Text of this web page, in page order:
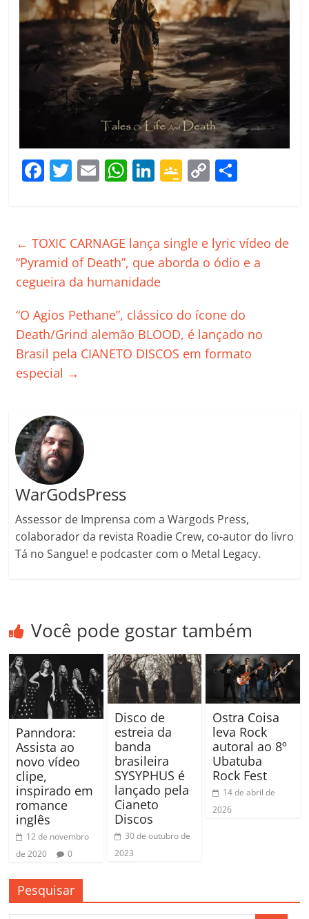
F
e
b
o
o
k
T
er
E
l
W
s
A
p
p
Li
e
dI
n
G
gl
e
a
ss
ro
C
y
Li
p
ar
ar
← TOXIC CARNAGE lança single e lyric vídeo de
“Pyramid of Death”, que aborda o ódio e a
cegueira da humanidade
“O Agios Pethane”, clássico do ícone do
Death/Grind alemão BLOOD, é lançado no
Brasil pela CIANETO DISCOS em formato
especial →
WarGodsPress
Assessor de Imprensa com a Wargods Press,
colaborador da revista Roadie Crew, co-autor do livro
Tá no Sangue! e podcaster com o Metal Legacy.
Você pode gostar também
Panndora:
Assista ao
novo vídeo
clipe,
inspirado em
romance
inglês
12 de novembro
de 2020
0
Disco de
estreia da
banda
brasileira
SYSYPHUS é
lançado pela
Cianeto
Discos
30 de outubro de
2023
Ostra Coisa
leva Rock
autoral ao 8º
Ubatuba
Rock Fest
14 de abril de
2026
Pesquisar